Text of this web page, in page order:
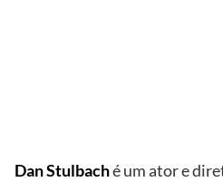
Dan Stulbaché um ator e